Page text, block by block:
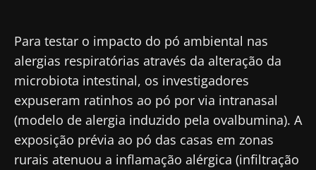
Para testar o impacto do pó ambiental nas
alergias respiratórias através da alteração da
microbiota intestinal, os investigadores
expuseram ratinhos ao pó por via intranasal
(modelo de alergia induzido pela ovalbumina). A
exposição prévia ao pó das casas em zonas
rurais atenuou a inflamação alérgica (infiltração